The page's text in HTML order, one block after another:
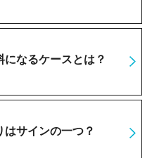
なるケースとは？
サインの一つ？